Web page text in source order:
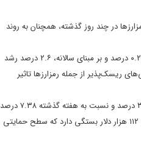
در چند روز گذشته، همچنان به روند
دفتر تحلیل اقتصادی آمریکا (BEA) اعلام کرد که هزینه‌های مصرف شخصی (PCE) در جولای ۰.۵ درصد افزایش یافت و بر مبنای ماهانه ۰.۲ درصد و بر مبنای سالانه، ۲.۶ درصد رشد
ریسک‌پذیر از جمله رمزارزها تاثیر
طبق گزارش کوین‌مارکت‌کپ، قیمت بیت‌کوین در زمان انتشار این گزارش ۱۰۸ هزار و ۱۸۶ دلار و ۵۳ سنت بود که نسبت به روز قبل، ۳.۷۹ درصد و نسبت به هفته گذشته ۷.۳۸ درصد
کاهش داشته است و اکنون با قیمت ۱۰۸ هزار و ۲۹۲ دلار و ۴۳ سنت معامله می‌شود. چشم‌انداز قیمت بیت‌کوین به حفظ قیمت بالاتر از ۱۱۲ هزار دلار بستگی دارد که سطح حمایتی